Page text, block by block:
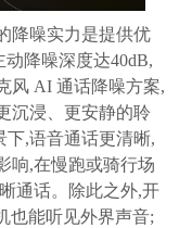
降噪实力是提供优
动降噪深度达40dB,
风 AI 通话降噪方案,
沉浸、更安静的聆
下,语音通话更清晰,
响,在慢跑或骑行场
通话。除此之外,开
也能听见外界声音;